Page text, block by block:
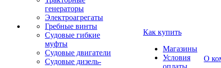
генераторы
Электроагрегаты
Гребные винты
Судовые гибкие
муфты
Судовые двигатели
Судовые дизель-
Как купить
Магазины
Условия
оплаты
О